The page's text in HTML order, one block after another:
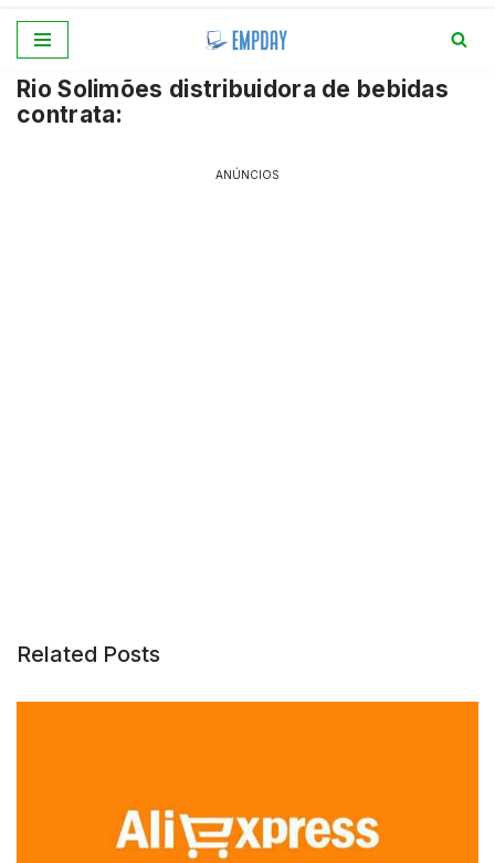
para
o
Rio Solimões distribuidora de bebidas
contrata:
ANÚNCIOS
Related Posts